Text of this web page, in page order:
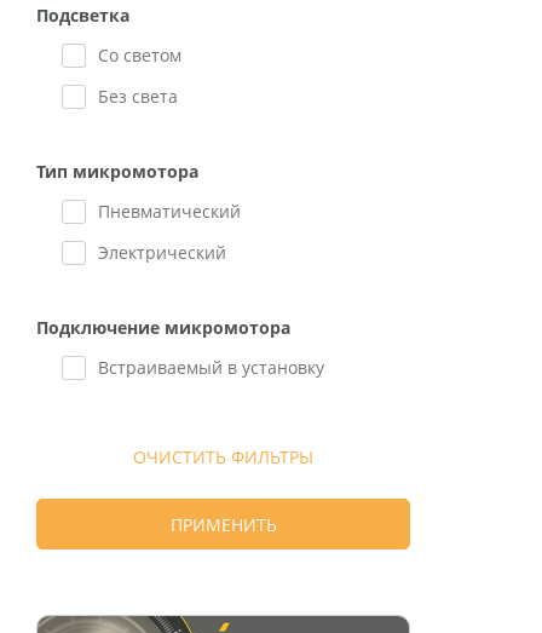
Для системы абатментов GM Mini
Стандартные трансферы и аналоги
(15)
Пинцеты (2)
Щипцы (10)
Маркировочные кольца (14)
Подсветка
Со светом
Без света
Тип микромотора
Пневматический
Электрический
Подключение микромотора
Встраиваемый в установку
ОЧИСТИТЬ ФИЛЬТРЫ
ПРИМЕНИТЬ